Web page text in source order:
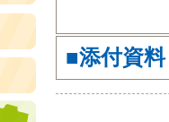
■添付資